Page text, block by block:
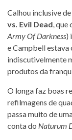
Calhou inclusive
vs. Evil Dead, que
Army Of Darkness)
e Campbell estava
indiscutivelmente
produtos da
O longa faz boas
refilmagens de
passa muito de
conta do Naturum